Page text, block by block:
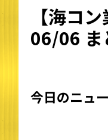
【海コ
06/06 ま
今日のニュ